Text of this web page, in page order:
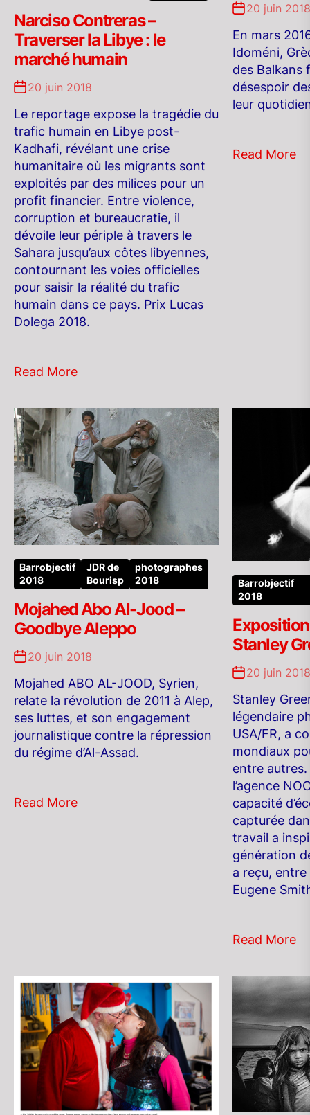
Narciso Contreras –
Traverser la Libye : le
marché humain
20 juin 2018
Le reportage expose la tragédie du
trafic humain en Libye post-
Kadhafi, révélant une crise
humanitaire où les migrants sont
exploités par des milices pour un
profit financier. Entre violence,
corruption et bureaucratie, il
dévoile leur périple à travers le
Sahara jusqu’aux côtes libyennes,
contournant les voies officielles
pour saisir la réalité du trafic
humain dans ce pays. Prix Lucas
Dolega 2018.
Read More
20 juin 2018
En mars
Idoméni,
des Balkans
désespoir
leur
Read More
Barrobjectif
2018
JDR de
Bourisp
photographes
2018
Mojahed Abo Al-Jood –
Goodbye Aleppo
20 juin 2018
Mojahed ABO AL-JOOD, Syrien,
relate la révolution de 2011 à Alep,
ses luttes, et son engagement
journalistique contre la répression
du régime d’Al-Assad.
Read More
Barrobjectif
2018
Stanley
20 juin 2018
Stanley
légendaire
USA/FR, a
mondiaux
entre
l’agence
capacité
capturée
travail a
génération
a reçu, entre
Eugene
Read More